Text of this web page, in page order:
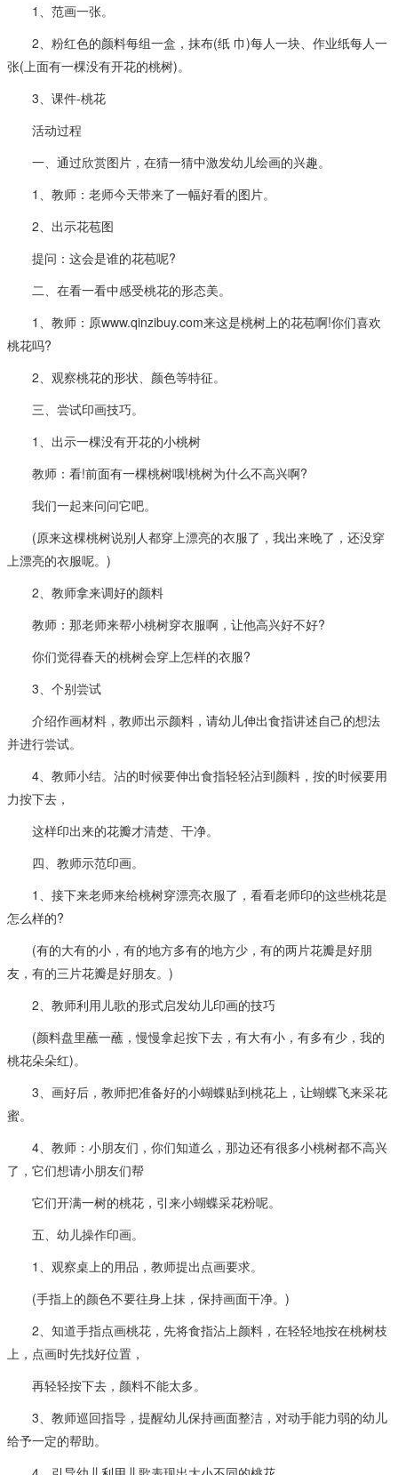
1、范画一张。
2、粉红色的颜料每组一盒，抹布(纸 巾)每人一块、作业纸每人一
张(上面有一棵没有开花的桃树)。
3、课件-桃花
活动过程
一、通过欣赏图片，在猜一猜中激发幼儿绘画的兴趣。
1、教师：老师今天带来了一幅好看的图片。
2、出示花苞图
提问：这会是谁的花苞呢?
二、在看一看中感受桃花的形态美。
1、教师：原www.qinzibuy.com来这是桃树上的花苞啊!你们喜欢
桃花吗?
2、观察桃花的形状、颜色等特征。
三、尝试印画技巧。
1、出示一棵没有开花的小桃树
教师：看!前面有一棵桃树哦!桃树为什么不高兴啊?
我们一起来问问它吧。
(原来这棵桃树说别人都穿上漂亮的衣服了，我出来晚了，还没穿
上漂亮的衣服呢。)
2、教师拿来调好的颜料
教师：那老师来帮小桃树穿衣服啊，让他高兴好不好?
你们觉得春天的桃树会穿上怎样的衣服?
3、个别尝试
介绍作画材料，教师出示颜料，请幼儿伸出食指讲述自己的想法
并进行尝试。
4、教师小结。沾的时候要伸出食指轻轻沾到颜料，按的时候要用
力按下去，
这样印出来的花瓣才清楚、干净。
四、教师示范印画。
1、接下来老师来给桃树穿漂亮衣服了，看看老师印的这些桃花是
怎么样的?
(有的大有的小，有的地方多有的地方少，有的两片花瓣是好朋
友，有的三片花瓣是好朋友。)
2、教师利用儿歌的形式启发幼儿印画的技巧
(颜料盘里蘸一蘸，慢慢拿起按下去，有大有小，有多有少，我的
桃花朵朵红)。
3、画好后，教师把准备好的小蝴蝶贴到桃花上，让蝴蝶飞来采花
蜜。
4、教师：小朋友们，你们知道么，那边还有很多小桃树都不高兴
了，它们想请小朋友们帮
它们开满一树的桃花，引来小蝴蝶采花粉呢。
五、幼儿操作印画。
1、观察桌上的用品，教师提出点画要求。
(手指上的颜色不要往身上抹，保持画面干净。)
2、知道手指点画桃花，先将食指沾上颜料，在轻轻地按在桃树枝
上，点画时先找好位置，
再轻轻按下去，颜料不能太多。
3、教师巡回指导，提醒幼儿保持画面整洁，对动手能力弱的幼儿
给予一定的帮助。